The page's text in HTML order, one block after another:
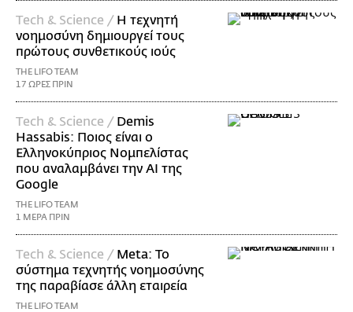
Τech & Science / Η τεχνητή
νοημοσύνη δημιουργεί τους
πρώτους συνθετικούς ιούς
THE LIFO TEAM
17 ΩΡΕΣ ΠΡΙΝ
Τech & Science / Demis
Hassabis: Ποιος είναι ο
Ελληνοκύπριος Νομπελίστας
που αναλαμβάνει την AI της
Google
THE LIFO TEAM
1 ΜΕΡΑ ΠΡΙΝ
Τech & Science / Meta: Το
σύστημα τεχνητής νοημοσύνης
της παραβίασε άλλη εταιρεία
THE LIFO TEAM